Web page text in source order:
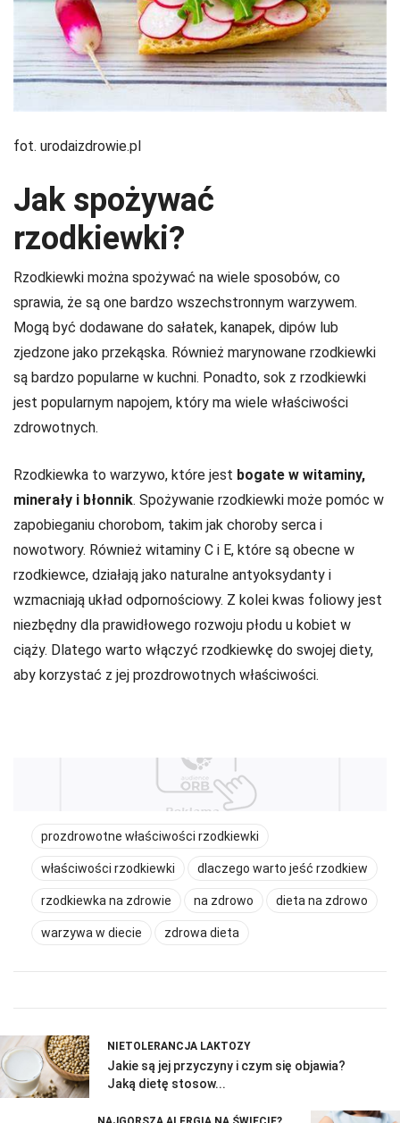
fot. urodaizdrowie.pl
Jak spożywać
rzodkiewki?
Rzodkiewki można spożywać na wiele sposobów, co
sprawia, że są one bardzo wszechstronnym warzywem.
Mogą być dodawane do sałatek, kanapek, dipów lub
zjedzone jako przekąska. Również marynowane rzodkiewki
są bardzo popularne w kuchni. Ponadto, sok z rzodkiewki
jest popularnym napojem, który ma wiele właściwości
zdrowotnych.
Rzodkiewka to warzywo, które jest bogate w witaminy,
minerały i błonnik. Spożywanie rzodkiewki może pomóc w
zapobieganiu chorobom, takim jak choroby serca i
nowotwory. Również witaminy C i E, które są obecne w
rzodkiewce, działają jako naturalne antyoksydanty i
wzmacniają układ odpornościowy. Z kolei kwas foliowy jest
niezbędny dla prawidłowego rozwoju płodu u kobiet w
ciąży. Dlatego warto włączyć rzodkiewkę do swojej diety,
aby korzystać z jej prozdrowotnych właściwości.
prozdrowotne właściwości rzodkiewki
właściwości rzodkiewki dlaczego warto jeść rzodkiew
rzodkiewka na zdrowie na zdrowo dieta na zdrowo
warzywa w diecie zdrowa dieta
NIETOLERANCJA LAKTOZY
Jakie są jej przyczyny i czym się objawia?
Jaką dietę stosow...